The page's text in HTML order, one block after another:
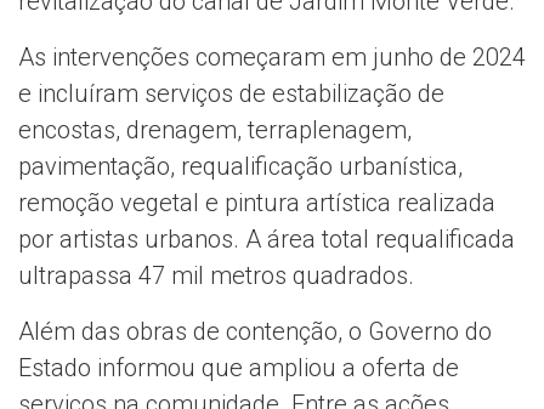
As intervenções começaram em junho de 2024
e incluíram serviços de estabilização de
encostas, drenagem, terraplenagem,
pavimentação, requalificação urbanística,
remoção vegetal e pintura artística realizada
por artistas urbanos. A área total requalificada
ultrapassa 47 mil metros quadrados.
Além das obras de contenção, o Governo do
Estado informou que ampliou a oferta de